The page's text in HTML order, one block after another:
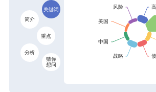
关键词
简介
重点
分析
猜你
想问